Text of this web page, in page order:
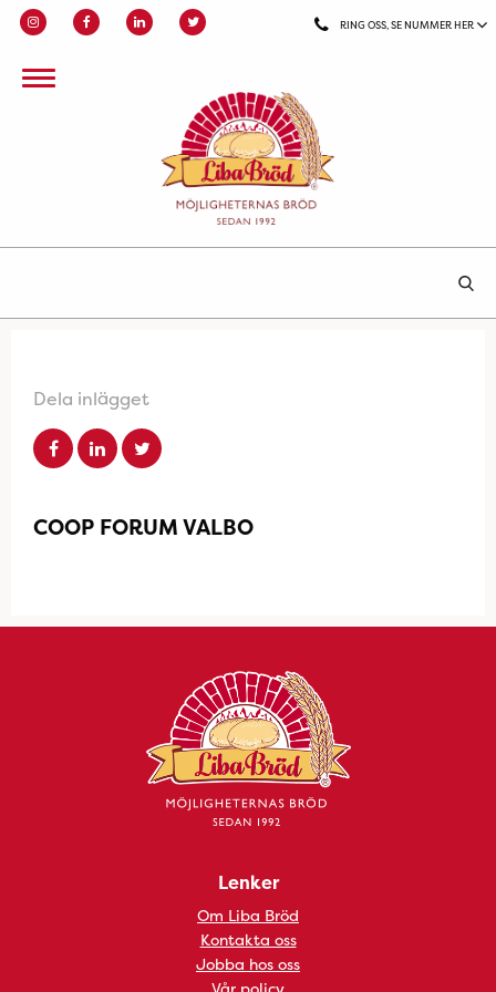
RING OSS, SE NUMMER HER
Dela inlägget
COOP FORUM VALBO
Lenker
Om Liba Bröd
Kontakta oss
Jobba hos oss